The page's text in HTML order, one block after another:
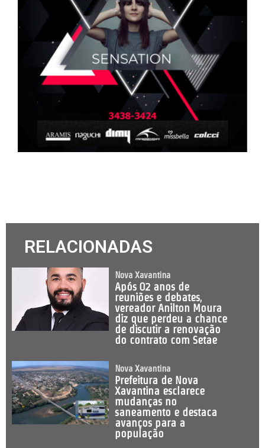
RELACIONADAS
Nova Xavantina
Após 02 anos de
reuniões e debates,
vereador Anilton Moura
diz que perdeu a chance
de discutir a renovação
do contrato com Setae
Nova Xavantina
Prefeitura de Nova
Xavantina esclarece
mudanças no
saneamento e destaca
avanços para a
população